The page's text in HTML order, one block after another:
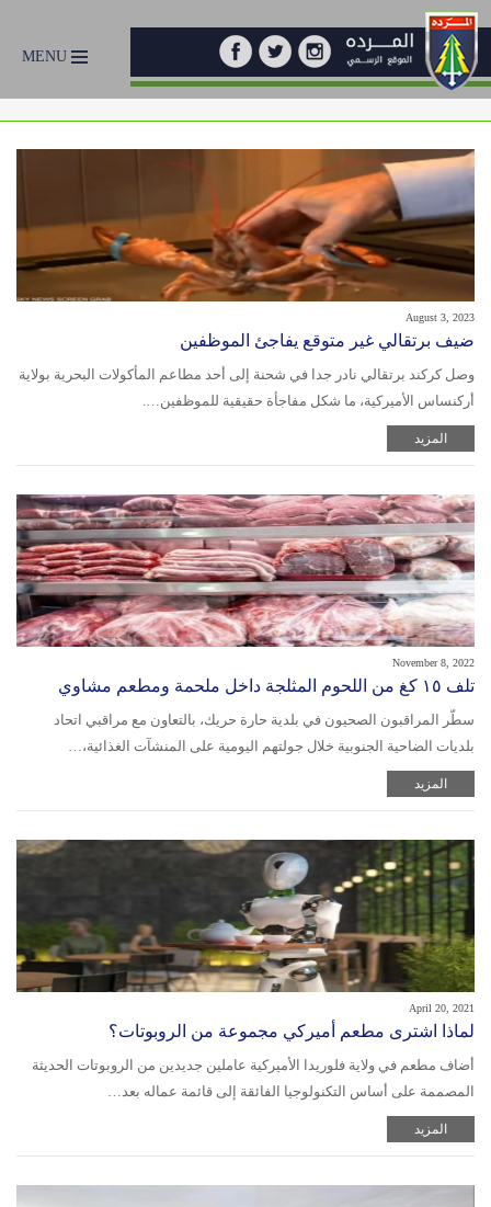
MENU
August 3, 2023
ضيف برتقالي غير متوقع يفاجئ الموظفين
وصل كركند برتقالي نادر جدا في شحنة إلى أحد مطاعم المأكولات البحرية بولاية
أركنساس الأميركية، ما شكل مفاجأة حقيقية للموظفين….
المزيد
November 8, 2022
تلف ١٥ كغ من اللحوم المثلجة داخل ملحمة ومطعم مشاوي
سطّر المراقبون الصحيون في بلدية حارة حريك، بالتعاون مع مراقبي اتحاد
بلديات الضاحية الجنوبية خلال جولتهم اليومية على المنشآت الغذائية،…
المزيد
April 20, 2021
لماذا اشترى مطعم أميركي مجموعة من الروبوتات؟
أضاف مطعم في ولاية فلوريدا الأميركية عاملين جديدين من الروبوتات الحديثة
المصممة على أساس التكنولوجيا الفائقة إلى قائمة عماله بعد…
المزيد